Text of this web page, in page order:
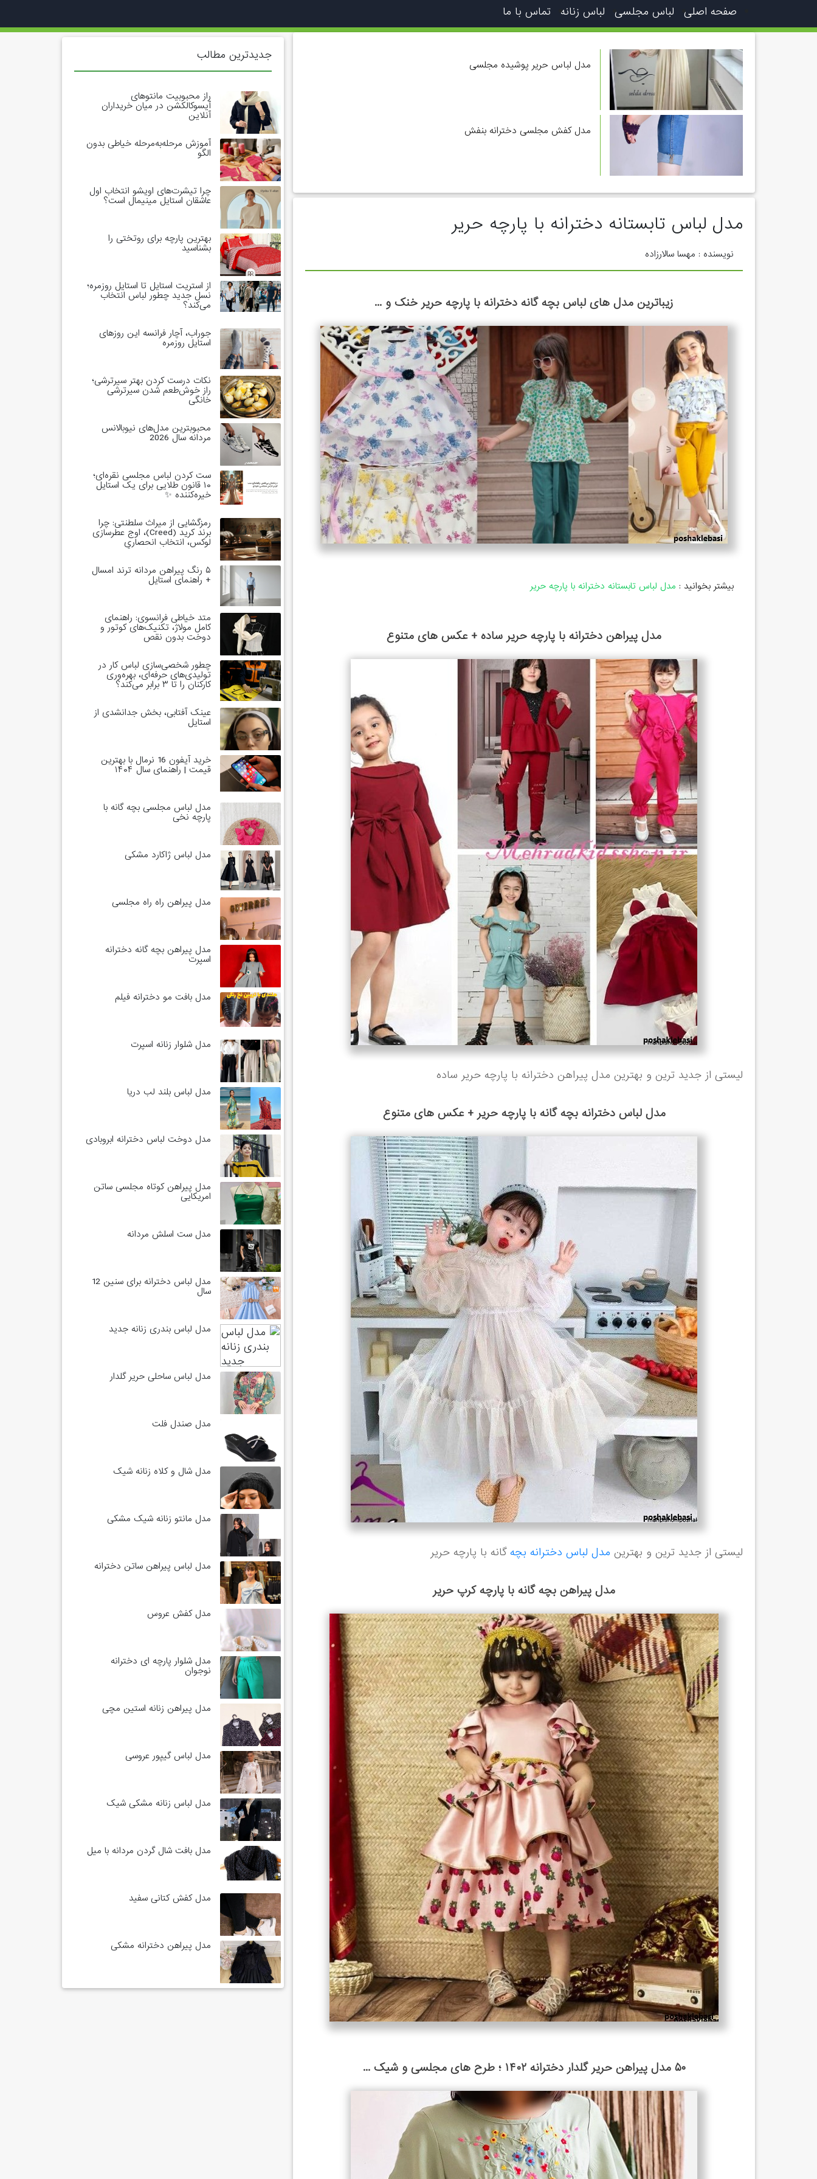
صفحه اصلی لباس مجلسی لباس زنانه تماس با ما
مدل لباس حریر پوشیده مجلسی
مدل کفش مجلسی دخترانه بنفش
مدل لباس تابستانه دخترانه با پارچه حریر
نویسنده : مهسا سالارزاده
زیباترین مدل های لباس بچه گانه دخترانه با پارچه حریر خنک و ...
بیشتر بخوانید : مدل لباس تابستانه دخترانه با پارچه حریر
مدل پیراهن دخترانه با پارچه حریر ساده + عکس های متنوع
لیستی از جدید ترین و بهترین مدل پیراهن دخترانه با پارچه حریر ساده
مدل لباس دخترانه بچه گانه با پارچه حریر + عکس های متنوع
لیستی از جدید ترین و بهترین مدل لباس دخترانه بچهگانه با پارچه حریر
مدل پیراهن بچه گانه با پارچه کرپ حریر
۵۰ مدل پیراهن حریر گلدار دخترانه ۱۴۰۲ ؛ طرح های مجلسی و شیک ...
جدیدترین مطالب
راز محبوبیت مانتوهای
آیسوکالکشن در میان خریداران
آنلاین
آموزش مرحله‌به‌مرحله خیاطی بدون
الگو
چرا تیشرت‌های اویشو انتخاب اول
عاشقان استایل مینیمال است؟
بهترین پارچه برای روتختی را
بشناسید
از استریت استایل تا استایل روزمره؛
نسل جدید چطور لباس انتخاب
می‌کند؟
جوراب، آچار فرانسه این روزهای
استایل روزمره
نکات درست کردن بهتر سیرترشی؛
راز خوش‌طعم شدن سیرترشی
خانگی
محبوبترین مدل‌های نیوبالانس
مردانه سال 2026
ست کردن لباس مجلسی نقره‌ای؛
۱۰ قانون طلایی برای یک استایل
خیره‌کننده ✨
رمزگشایی از میراث سلطنتی: چرا
برند کرید (Creed)، اوج عطرسازی
لوکس، انتخاب انحصاری
خاندان‌های حاکم است؟
۵ رنگ پیراهن مردانه ترند امسال
+ راهنمای استایل
متد خیاطی فرانسوی: راهنمای
کامل مولاژ، تکنیک‌های کوتور و
دوخت بدون نقص
چطور شخصی‌سازی لباس کار در
تولیدی‌های حرفه‌ای، بهره‌وری
کارکنان را تا ۳ برابر می‌کند؟
عینک آفتابی، بخش جدانشدی از
استایل
خرید آیفون 16 نرمال با بهترین
قیمت | راهنمای سال ۱۴۰۴
مدل لباس مجلسی بچه گانه با
پارچه نخی
مدل لباس ژاکارد مشکی
مدل پیراهن راه راه مجلسی
مدل پیراهن بچه گانه دخترانه
اسپرت
مدل بافت مو دخترانه فیلم
مدل شلوار زنانه اسپرت
مدل لباس بلند لب دریا
مدل دوخت لباس دخترانه ابروبادی
مدل پیراهن کوتاه مجلسی ساتن
امریکایی
مدل ست اسلش مردانه
مدل لباس دخترانه برای سنین 12
سال
مدل لباس بندری زنانه جدید
مدل لباس ساحلی حریر گلدار
مدل صندل فلت
مدل شال و کلاه زنانه شیک
مدل مانتو زنانه شیک مشکی
مدل لباس پیراهن ساتن دخترانه
مدل کفش عروس
مدل شلوار پارچه ای دخترانه
نوجوان
مدل پیراهن زنانه استین مچی
مدل لباس گیپور عروسی
مدل لباس زنانه مشکی شیک
مدل بافت شال گردن مردانه با میل
مدل کفش کتانی سفید
مدل پیراهن دخترانه مشکی